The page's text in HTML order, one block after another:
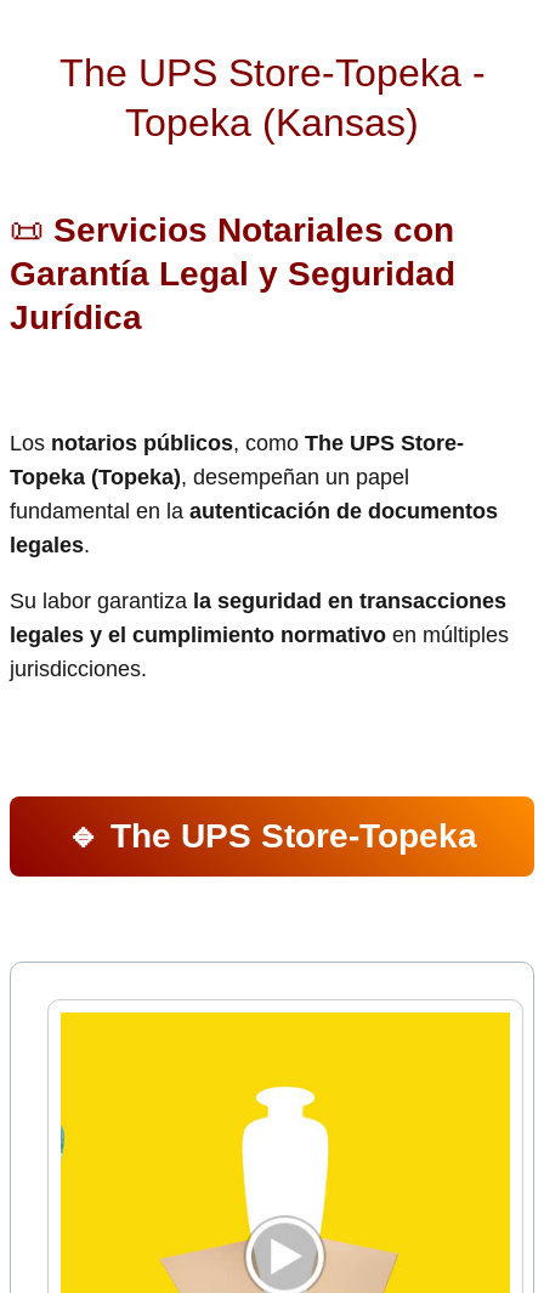
The UPS Store-Topeka -
Topeka (Kansas)
📜 Servicios Notariales con
Garantía Legal y Seguridad
Jurídica
Los notarios públicos, como The UPS Store-
Topeka (Topeka), desempeñan un papel
fundamental en la autenticación de documentos
legales.
Su labor garantiza la seguridad en transacciones
legales y el cumplimiento normativo en múltiples
jurisdicciones.
🔹 The UPS Store-Topeka